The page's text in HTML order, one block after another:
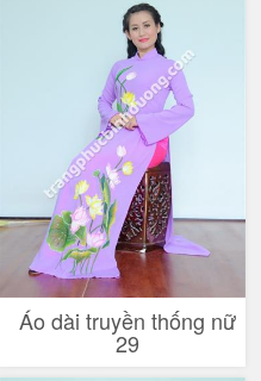
Áo dài truyền thống nữ
29